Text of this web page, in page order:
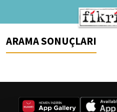
ARAMA SONUÇLARI